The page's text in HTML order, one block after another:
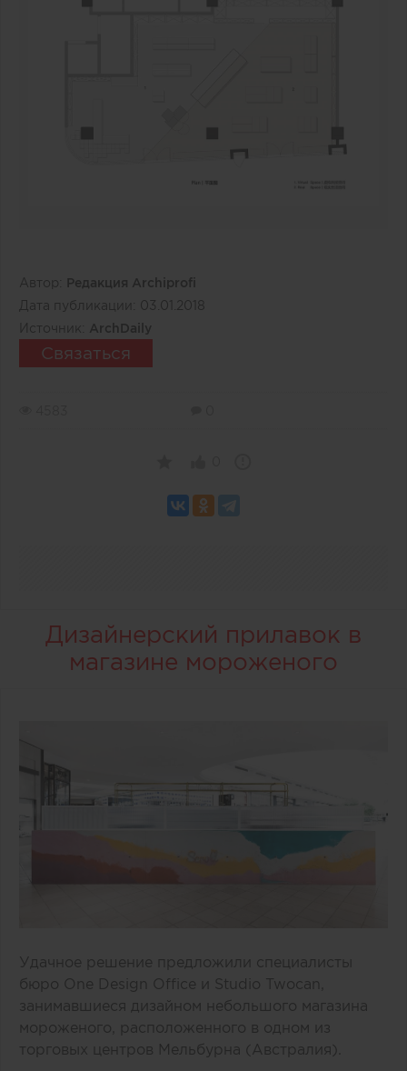
Автор:
Редакция Archiprofi
Дата публикации: 03.01.2018
Источник:
ArchDaily
Связаться
Дизайнерский прилавок в
магазине мороженого
Удачное решение предложили специалисты
бюро One Design Office и Studio Twocan,
занимавшиеся дизайном небольшого магазина
мороженого, расположенного в одном из
торговых центров Мельбурна (Австралия).